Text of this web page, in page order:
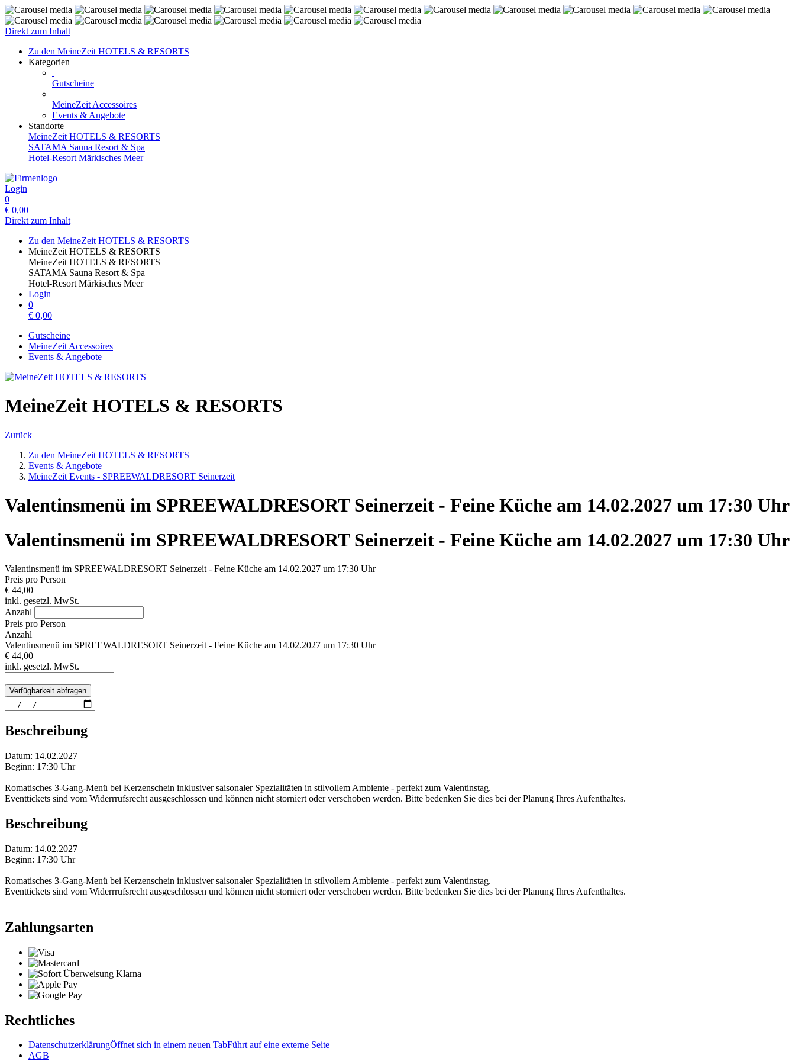
Direkt zum Inhalt
Zu den MeineZeit HOTELS & RESORTS
Kategorien
Gutscheine
MeineZeit Accessoires
Events & Angebote
Standorte
MeineZeit HOTELS & RESORTS
SATAMA Sauna Resort & Spa
Hotel-Resort Märkisches Meer
Login
0
€ 0,00
Direkt zum Inhalt
Zu den MeineZeit HOTELS & RESORTS
MeineZeit HOTELS & RESORTS
MeineZeit HOTELS & RESORTS
SATAMA Sauna Resort & Spa
Hotel-Resort Märkisches Meer
Login
0
€ 0,00
Gutscheine
MeineZeit Accessoires
Events & Angebote
MeineZeit HOTELS & RESORTS
Zurück
Zu den MeineZeit HOTELS & RESORTS
Events & Angebote
MeineZeit Events - SPREEWALDRESORT Seinerzeit
Valentinsmenü im SPREEWALDRESORT Seinerzeit - Feine Küche am 14.02.2027 um 17:30 Uhr
Valentinsmenü im SPREEWALDRESORT Seinerzeit - Feine Küche am 14.02.2027 um 17:30 Uhr
Valentinsmenü im SPREEWALDRESORT Seinerzeit - Feine Küche am 14.02.2027 um 17:30 Uhr
Preis pro Person
€ 44,00
inkl. gesetzl. MwSt.
Anzahl
Preis pro Person
Anzahl
Valentinsmenü im SPREEWALDRESORT Seinerzeit - Feine Küche am 14.02.2027 um 17:30 Uhr
€ 44,00
inkl. gesetzl. MwSt.
Verfügbarkeit abfragen
Beschreibung
Datum: 14.02.2027
Beginn: 17:30 Uhr
Romatisches 3-Gang-Menü bei Kerzenschein inklusiver saisonaler Spezialitäten in stilvollem Ambiente - perfekt zum Valentinstag.
Eventtickets sind vom Widerrrufsrecht ausgeschlossen und können nicht storniert oder verschoben werden. Bitte bedenken Sie dies bei der Planung Ihres Aufenthaltes.
Beschreibung
Datum: 14.02.2027
Beginn: 17:30 Uhr
Romatisches 3-Gang-Menü bei Kerzenschein inklusiver saisonaler Spezialitäten in stilvollem Ambiente - perfekt zum Valentinstag.
Eventtickets sind vom Widerrrufsrecht ausgeschlossen und können nicht storniert oder verschoben werden. Bitte bedenken Sie dies bei der Planung Ihres Aufenthaltes.
Zahlungsarten
Rechtliches
DatenschutzerklärungÖffnet sich in einem neuen TabFührt auf eine externe Seite
AGB